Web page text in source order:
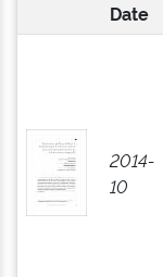
Date
2014-
10